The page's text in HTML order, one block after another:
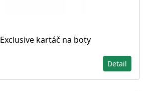
Exclusive kartáč na boty
Detail